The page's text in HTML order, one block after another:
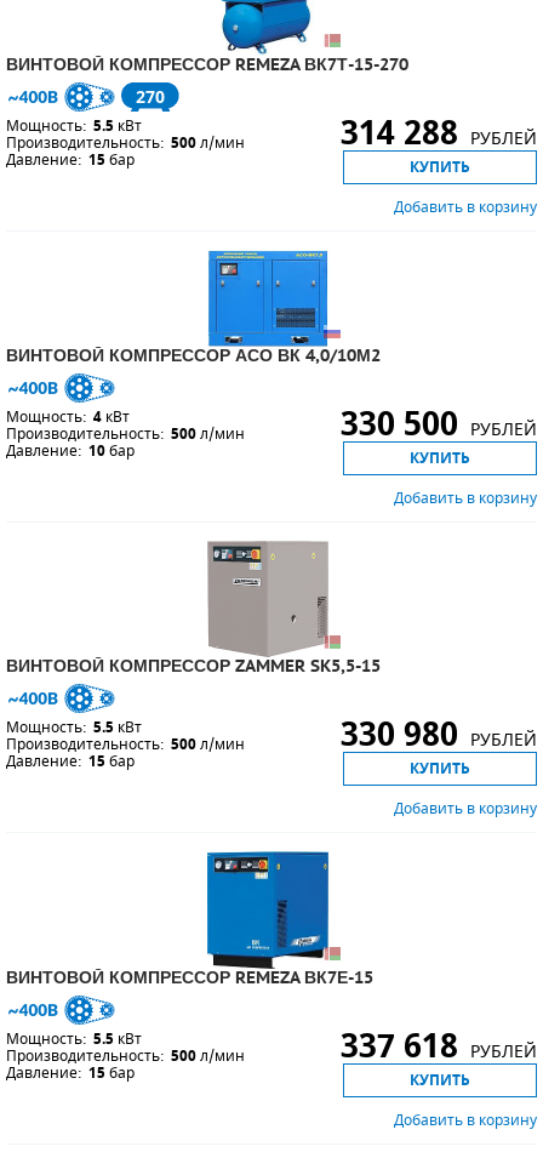
ВИНТОВОЙ КОМПРЕССОР REMEZA ВК7Т-15-270
270
Мощность: 5.5 кВт
Производительность: 500л/мин
Давление: 15 бар
314 288 РУБЛЕЙ
КУПИТЬ
Добавить в корзину
ВИНТОВОЙ КОМПРЕССОР АСО ВК 4,0/10М2
Мощность: 4 кВт
Производительность: 500л/мин
Давление: 10бар
330 500 РУБЛЕЙ
КУПИТЬ
Добавить в корзину
ВИНТОВОЙ КОМПРЕССОР ZAMMER SK5,5-15
Мощность: 5.5 кВт
Производительность: 500л/мин
Давление: 15 бар
330 980 РУБЛЕЙ
КУПИТЬ
Добавить в корзину
ВИНТОВОЙ КОМПРЕССОР REMEZA ВК7Е-15
Мощность: 5.5 кВт
Производительность: 500л/мин
Давление: 15 бар
337 618 РУБЛЕЙ
КУПИТЬ
Добавить в корзину